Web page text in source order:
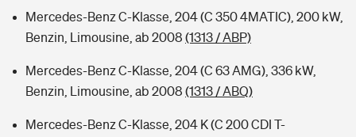
Mercedes-Benz C-Klasse, 204 (C 350 4MATIC), 200 kW,
Benzin, Limousine, ab 2008 (1313 / ABP)
Mercedes-Benz C-Klasse, 204 (C 63 AMG), 336 kW,
Benzin, Limousine, ab 2008 (1313 / ABQ)
Mercedes-Benz C-Klasse, 204 K (C 200 CDI T-